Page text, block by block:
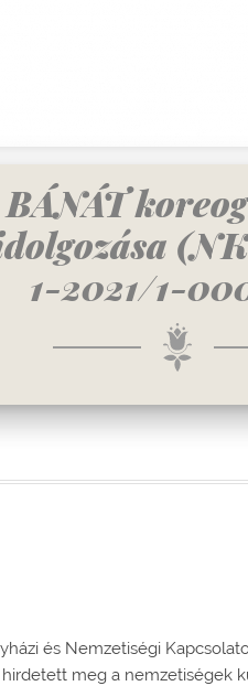
BÁNÁT
1-2021/1-
és Nemzetiségi
meg a nemzetiségek